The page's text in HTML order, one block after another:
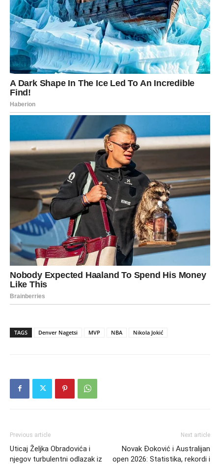
TAGS Denver Nagetsi MVP NBA Nikola Jokić
Previous article
Uticaj Željka Obradovića i
njegov turbulentni odlazak iz
Next article
Novak Đoković i Australijan
open 2026: Statistika, rekordi i